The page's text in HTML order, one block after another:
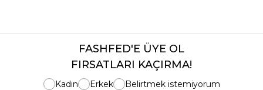
FASHFED'E ÜYE OL
FIRSATLARI KAÇIRMA!
Kadın Erkek
Belirtmek istemiyorum